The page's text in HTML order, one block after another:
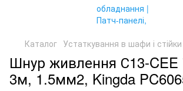
Каталог Устаткування в шафи і стійки
Шнур живлення С13-
3м, 1.5мм2, Kingda